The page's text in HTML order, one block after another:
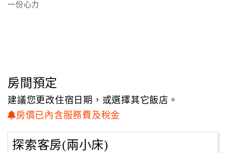
度
理
會
戶
一份心力
房間預定
建議您更改住宿日期，或選擇其它飯店。
房價已內含服務費及稅金
探索客房(兩小床)